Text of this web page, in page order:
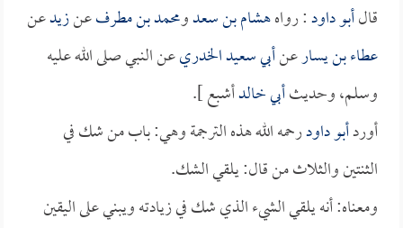
قالأبو داود: رواههشام بن سعدومحمد بن مطرفعنزيدعن
عطاء بن يسارعنأبي سعيد الخدريعن النبي صلى الله عليه
وسلم، وحديثأبي خالدأشبع ].
أوردأبو داودرحمه الله هذه الترجمة وهي: باب من شك في
الثنتين والثلاث من قال: يلقي الشك.
ومعناه: أنه يلقي الشيء الذي شك في زيادته ويبني على اليقين